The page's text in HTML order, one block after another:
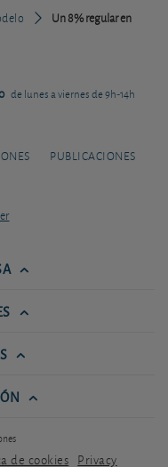
Un 8% regular en
de lunes a viernes de 9h-14h
PUBLICACIONES
de cookies Privacy